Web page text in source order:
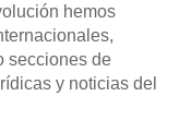
hemos
secciones de
y noticias del